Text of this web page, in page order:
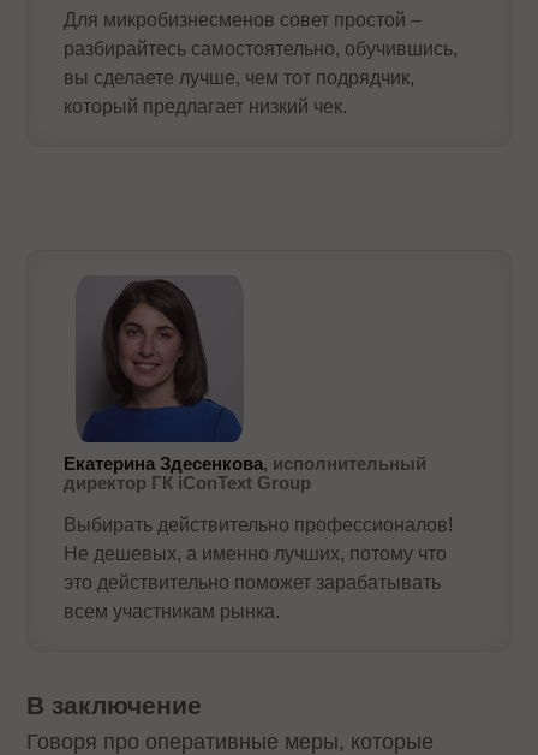
Для микробизнесменов совет простой –
разбирайтесь самостоятельно, обучившись,
вы сделаете лучше, чем тот подрядчик,
который предлагает низкий чек.
Екатерина Здесенкова, исполнительный
директор ГК iConText Group
Выбирать действительно профессионалов!
Не дешевых, а именно лучших, потому что
это действительно поможет зарабатывать
всем участникам рынка.
В заключение
Говоря про оперативные меры, которые